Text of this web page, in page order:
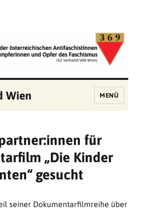
Wien MENÜ
für
„Die Kinder
gesucht
seiner Dokumentarfilmreihe über